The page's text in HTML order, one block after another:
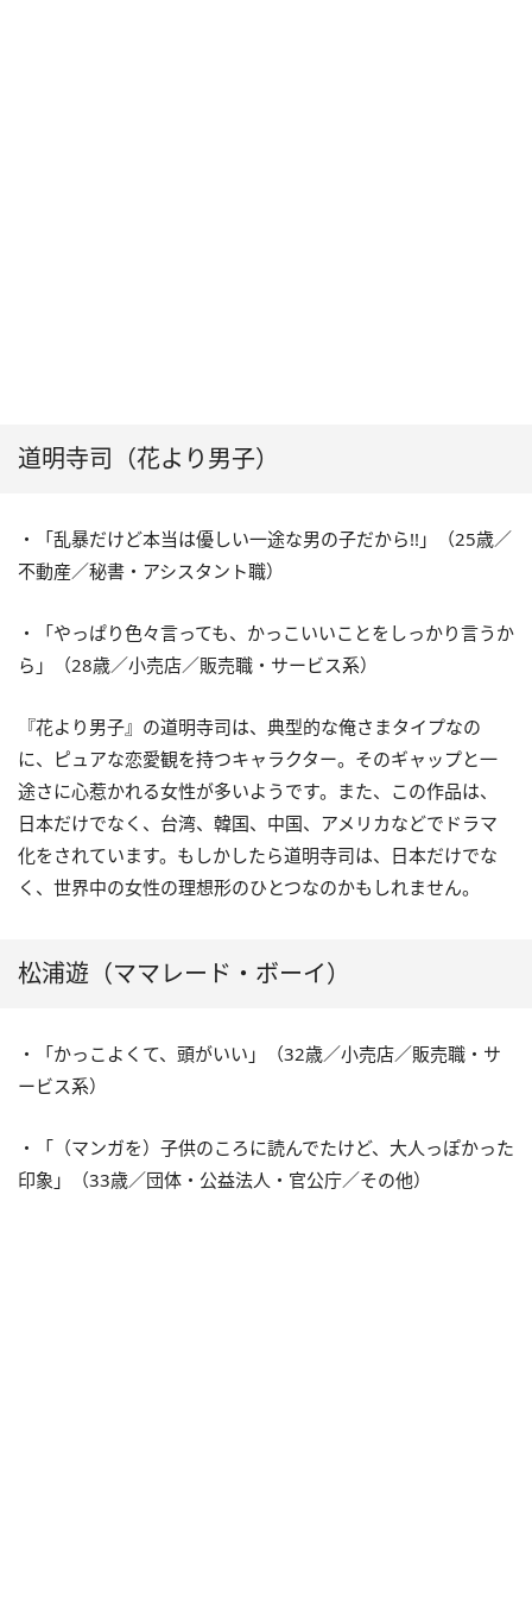
道明寺司（花より男子）
・「乱暴だけど本当は優しい一途な男の子だから!!」（25歳／
不動産／秘書・アシスタント職）
・「やっぱり色々言っても、かっこいいことをしっかり言うか
ら」（28歳／小売店／販売職・サービス系）
『花より男子』の道明寺司は、典型的な俺さまタイプなの
に、ピュアな恋愛観を持つキャラクター。そのギャップと一
途さに心惹かれる女性が多いようです。また、この作品は、
日本だけでなく、台湾、韓国、中国、アメリカなどでドラマ
化をされています。もしかしたら道明寺司は、日本だけでな
く、世界中の女性の理想形のひとつなのかもしれません。
松浦遊（ママレード・ボーイ）
・「かっこよくて、頭がいい」（32歳／小売店／販売職・サ
ービス系）
・「（マンガを）子供のころに読んでたけど、大人っぽかった
印象」（33歳／団体・公益法人・官公庁／その他）